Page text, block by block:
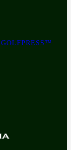
GOLFPRESS™